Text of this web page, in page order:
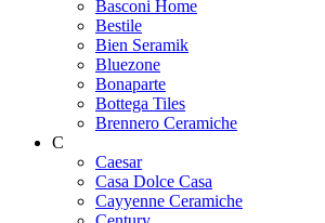
Basconi Home
Bestile
Bien Seramik
Bluezone
Bonaparte
Bottega Tiles
Brennero Ceramiche
C
Caesar
Casa Dolce Casa
Cayyenne Ceramiche